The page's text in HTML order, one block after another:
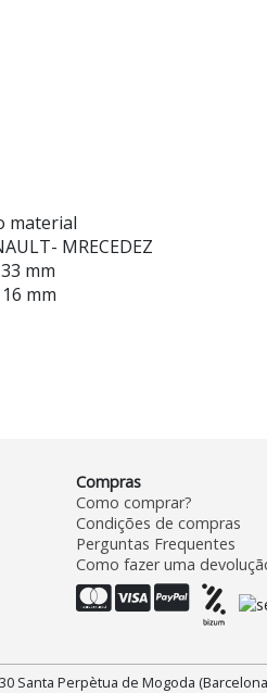
material
MRECEDEZ
mm
mm
Compras
Como comprar?
Condições de compras
Perguntas Frequentes
Como fazer uma
Santa Perpètua de Mogoda